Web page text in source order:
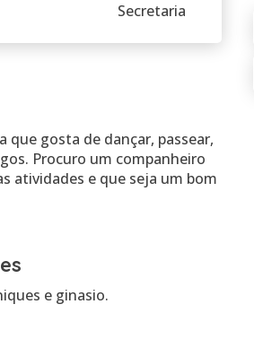
Secretaria
que gosta de dançar, passear,
Procuro um companheiro
atividades e que seja um bom
e ginasio.